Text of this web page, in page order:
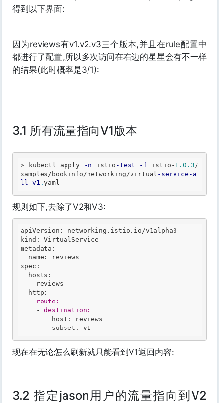
得到以下界面:
因为reviews有v1.v2.v3三个版本,并且在rule配置中
都进行了配置,所以多次访问在右边的星星会有不一样
的结果(此时概率是3/1):
3.1 所有流量指向V1版本
> kubectl apply -n istio -test -f istio - 1.0 .3/
samples/bookinfo/networking/virtual -service -a
ll -v1 .
规则如下,去除了V2和V3:
apiVersion: networking.istio.io/v1alpha3
kind: VirtualService
metadata:
spec:
  -
  -
route:
    -
destination:
现在在无论怎么刷新就只能看到V1返回内容:
3.2 指定jason用户的流量指向到V2